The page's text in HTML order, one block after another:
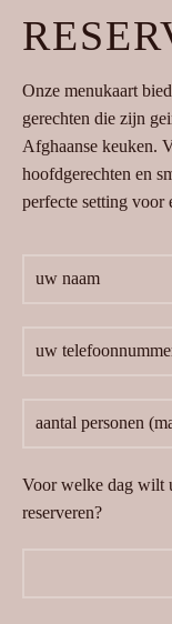
Onze menukaart
gerechten die zijn
Afghaanse keuken.
hoofdgerechten en
perfecte setting voor
Voor welke dag wilt
reserveren?